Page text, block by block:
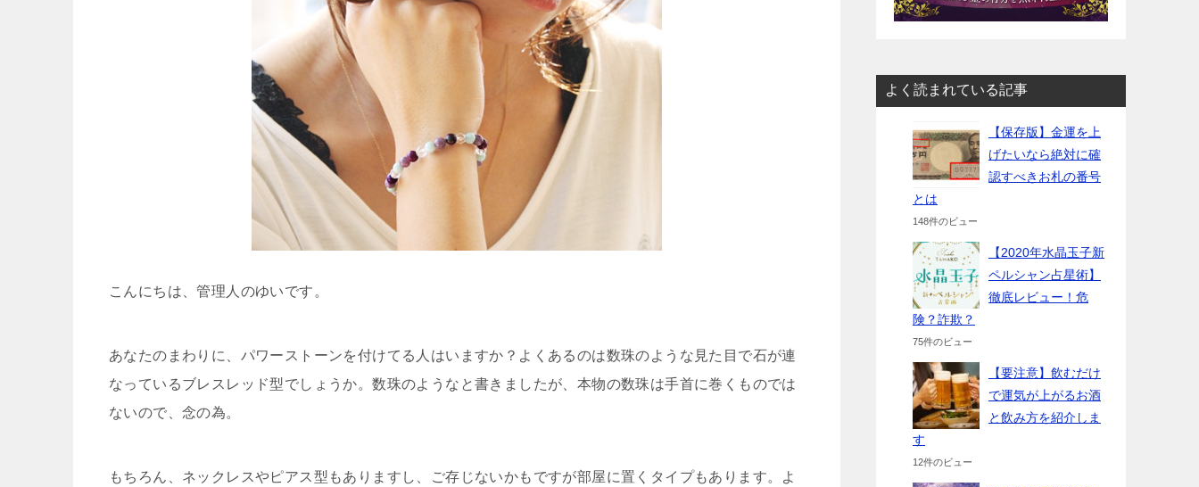
こんにちは、管理人のゆいです。
あなたのまわりに、パワーストーンを付けてる人はいますか？よくあるのは数珠のような見た目で石が連
なっているブレスレッド型でしょうか。数珠のようなと書きましたが、本物の数珠は手首に巻くものでは
ないので、念の為。
もちろん、ネックレスやピアス型もありますし、ご存じないかもですが部屋に置くタイプもあります。よ
よく読まれている記事
【保存版】金運を上
げたいなら絶対に確
認すべきお札の番号
とは
148件のビュー
【2020年水晶玉子新
ペルシャン占星術】
徹底レビュー！危
険？詐欺？
75件のビュー
【要注意】飲むだけ
で運気が上がるお酒
と飲み方を紹介しま
す
12件のビュー